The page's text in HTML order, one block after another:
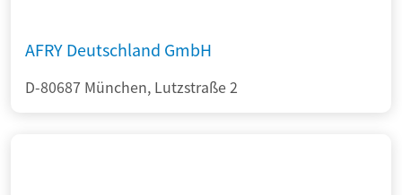
AFRY Deutschland GmbH
D-80687 München, Lutzstraße 2